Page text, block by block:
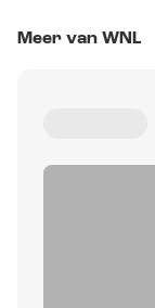
Meer van WNL